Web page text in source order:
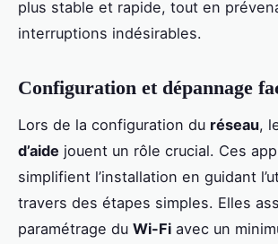
plus stable et rapide, tout en
interruptions indésirables.
Configuration et dépannage
Lors de la configuration du réseau,
d’aide jouent un rôle crucial. Ces
simplifient l’installation en guidant
travers des étapes simples. Elles
paramétrage du Wi-Fi avec un